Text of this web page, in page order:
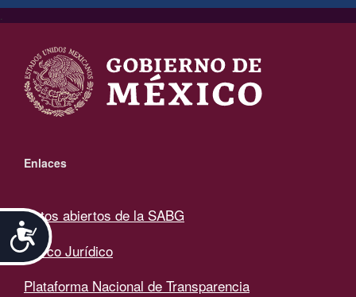
Accesibilidad
.
Enlaces
Datos abiertos de la SABG
Marco Jurídico
Plataforma Nacional de Transparencia